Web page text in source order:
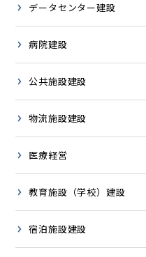
データセンター建設
病院建設
公共施設建設
物流施設建設
医療経営
教育施設（学校）建設
宿泊施設建設